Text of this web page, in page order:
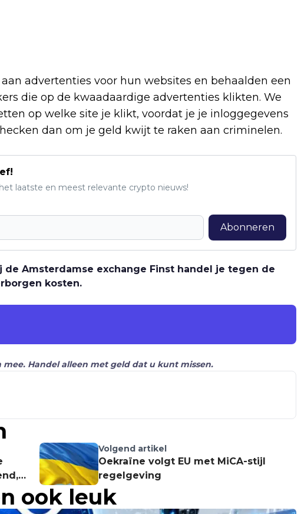
advertenties voor hun websites en behaalden een
die op de kwaadaardige advertenties klikten. We
op welke site je klikt, voordat je je inloggegevens
dan om je geld kwijt te raken aan criminelen.
laatste en meest relevante crypto nieuws!
Abonneren
Amsterdamse exchange Finst handel je tegen de
kosten.
Handel alleen met geld dat u kunt missen.
Volgend artikel
Oekraïne volgt EU met MiCA-stijl
regelgeving
ook leuk